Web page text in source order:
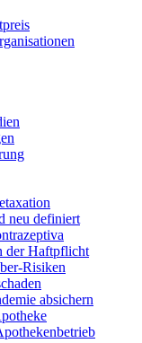
neu definiert
der Haftpflicht
Risiken
absichern